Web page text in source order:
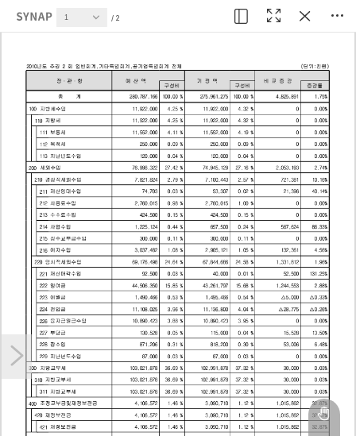
현재 페이지 2